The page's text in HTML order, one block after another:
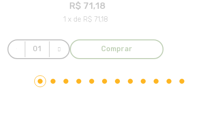
R$ 71,18
1 x de R$ 71,18
Comprar